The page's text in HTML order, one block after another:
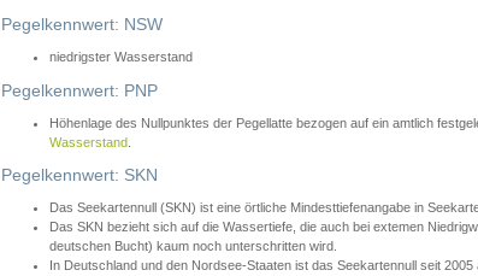
Pegelkennwert: NSW
niedrigster Wasserstand
Pegelkennwert: PNP
Höhenlage des Nullpunktes der Pegellatte bezogen auf ein amtlich
Wasserstand
Pegelkennwert: SKN
Das Seekartennull (SKN) ist eine örtliche Mindesttiefenangabe in
Das SKN bezieht sich auf die Wassertiefe, die auch bei extemen
deutschen Bucht) kaum noch unterschritten wird.
In Deutschland und den Nordsee-Staaten ist das Seekartennull seit